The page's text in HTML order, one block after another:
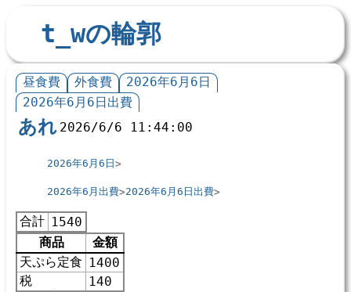
t_wの輪郭
昼食費 外食費
2026年6月6日
2026年6月6日出費
あれ 2026/6/6 11:44:00
2026年6月6日
2026年6月出費 2026年6月6日出費
合計 1540
商品
金額
天ぷら定食 1400
税
140